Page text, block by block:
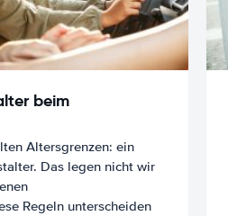
beim
Altersgrenzen: ein
Das legen nicht wir
Regeln unterscheiden